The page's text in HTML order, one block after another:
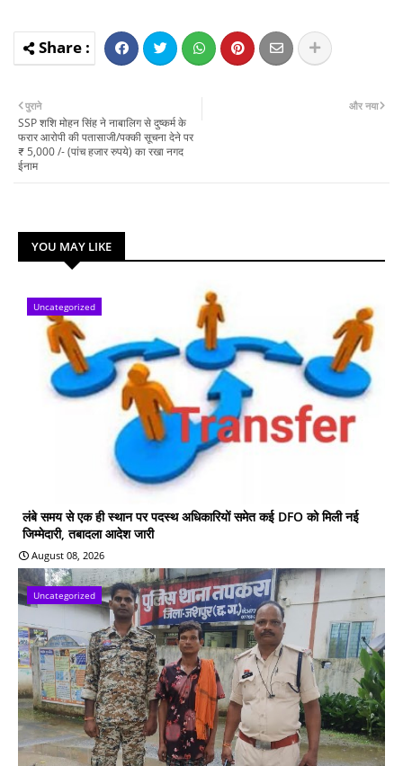
और नया
पुराने
SSP शशि मोहन सिंह ने नाबालिग से दुष्कर्म के
फरार आरोपी की पतासाजी/पक्की सूचना देने पर
₹ 5,000 /- (पांच हजार रुपये) का रखा नगद
ईनाम
YOU MAY LIKE
Uncategorized
लंबे समय से एक ही स्थान पर पदस्थ अधिकारियों समेत कई DFO को मिली नई
जिम्मेदारी, तबादला आदेश जारी
August 08, 2026
Uncategorized